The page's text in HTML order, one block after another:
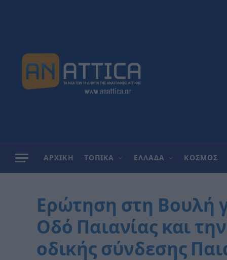
ΑΡΧΙΚΗ ΤΟΠΙΚΑ ΕΛΛΑΔΑ ΚΟΣΜΟΣ
Ερώτηση στη Βουλή
Οδό Παιανίας και
οδικής σύνδεσης